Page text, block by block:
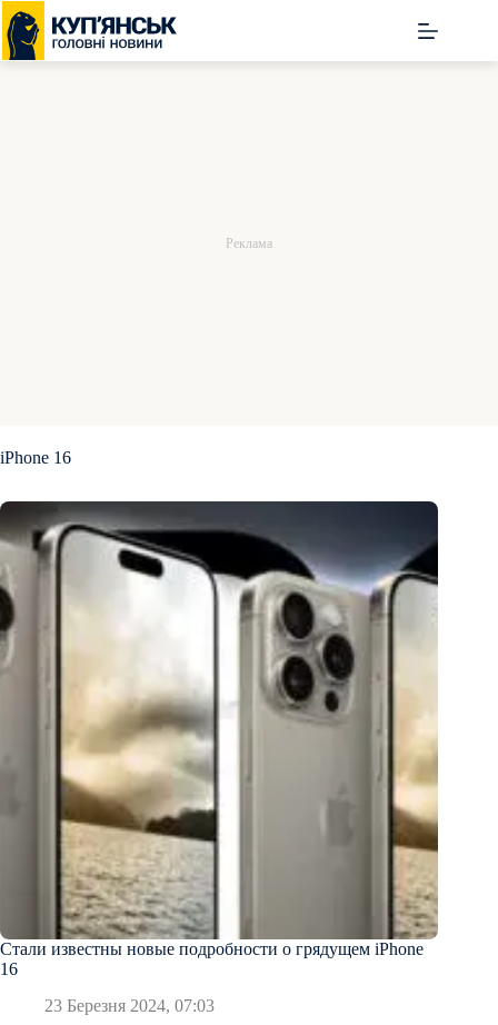
Перейти
до
вмісту
iPhone 16
Стали известны новые подробности о грядущем iPhone
16
23 Березня 2024, 07:03